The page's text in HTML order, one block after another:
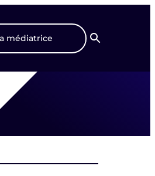
médiatrice
Recherche